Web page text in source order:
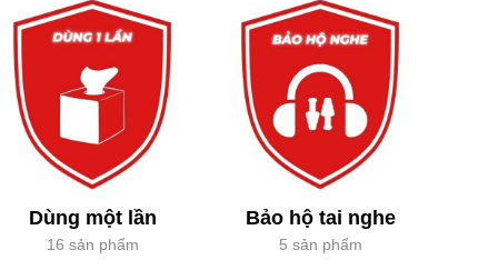
Dùng một lần
16 sản phẩm
Bảo hộ tai nghe
5 sản phẩm